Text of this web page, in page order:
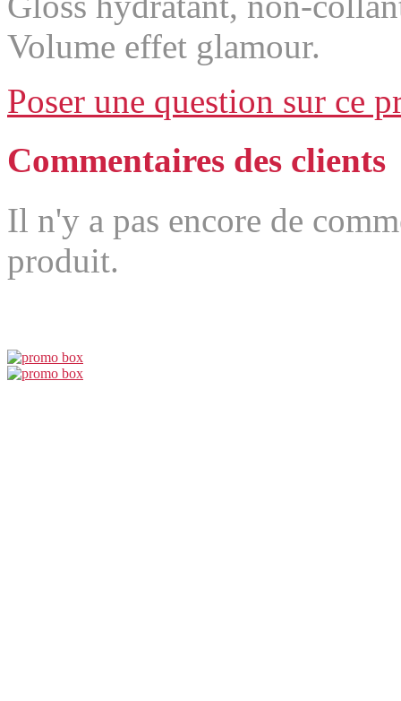
Volume effet glamour.
Poser une question sur ce
Commentaires des clients
Il n'y a pas encore de
produit.